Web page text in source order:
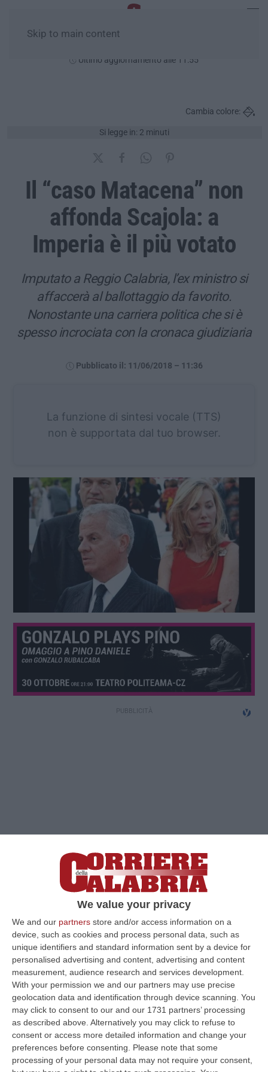
We value your privacy
We and our partners store and/or access information on a
device, such as cookies and process personal data, such as
unique identifiers and standard information sent by a device for
personalised advertising and content, advertising and content
measurement, audience research and services development.
With your permission we and our partners may use precise
geolocation data and identification through device scanning. You
may click to consent to our and our 1731 partners’ processing
as described above. Alternatively you may click to refuse to
consent or access more detailed information and change your
preferences before consenting. Please note that some
processing of your personal data may not require your consent,
Skip to main content
Ultimo aggiornamento alle 11:55
Si legge in: 2 minuti
Cambia colore:
Il “caso Matacena” non
affonda Scajola: a
Imperia è il più votato
Imputato a Reggio Calabria, l’ex ministro si
affaccerà al ballottaggio da favorito.
Nonostante una carriera politica che si è
spesso incrociata con la cronaca giudiziaria
Pubblicato il: 11/06/2018 – 11:36
La funzione di sintesi vocale (TTS)
non è supportata dal tuo browser.
Clicca e segui “Corriere della Calabria” su Google News
Lo colpì, senza affondarlo, l’aver definito
Marco Biagi – il giuslavorista ucciso dalle
Nuove Br – «un rompicoglioni». Restò sulla
linea di galleggiamento anche dopo la